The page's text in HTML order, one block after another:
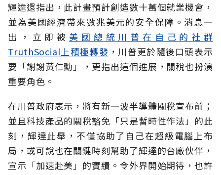
輝達還指出，此計畫預計創造數十萬個就業機會，
並為美國經濟帶來數兆美元的安全保障。消息一
出，立即被 美國總統川普在自己的社群
TruthSocial上積極轉發 ，川普更於隨後口頭表示
要「謝謝黃仁勳」，更指出這個進展，關稅也扮演
重要角色。
在川普政府表示，將有新一波半導體關稅宣布前；
並且科技產品的關稅豁免「只是暫時性作法」的此
刻，輝達此舉，不僅協助了自己在超級電腦上布
局，或可說也在關鍵時刻幫助了輝達的台廠伙伴，
宣示「加速赴美」的實績。令外界開始期待，也許